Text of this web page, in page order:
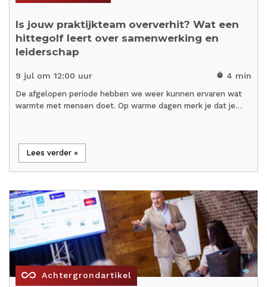
Is jouw praktijkteam oververhit? Wat een
hittegolf leert over samenwerking en
leiderschap
9 jul om 12:00 uur timer 4 min
De afgelopen periode hebben we weer kunnen ervaren wat
warmte met mensen doet. Op warme dagen merk je dat je…
Lees verder »
all_inclusive Achtergrondartikel